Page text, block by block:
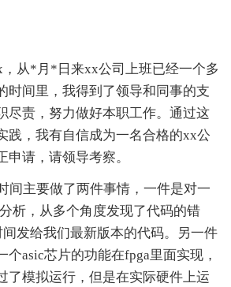
从*月*日来xx公司上班已经一个多
时间里，我得到了领导和同事的支
尽责，努力做好本职工作。通过这
践，我有自信成为一名合格的xx公
申请，请领导考察。
间主要做了两件事情，一件是对一
析，从多个角度发现了代码的错
发给我们最新版本的代码。另一件
个asic芯片的功能在fpga里面实现，
了模拟运行，但是在实际硬件上运